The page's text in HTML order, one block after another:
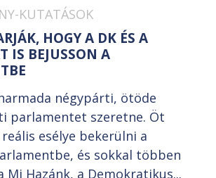
KUTATÁSOK
HOGY A DK ÉS A
IS BEJUSSON A
négypárti, ötöde
parlamentet szeretne. Öt
esélye bekerülni a
és sokkal többen
Mi Hazánk, a Demokratikus...